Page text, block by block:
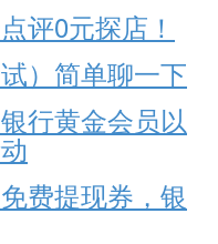
评0元探店！
）简单聊一下
行黄金会员以
费提现券，银